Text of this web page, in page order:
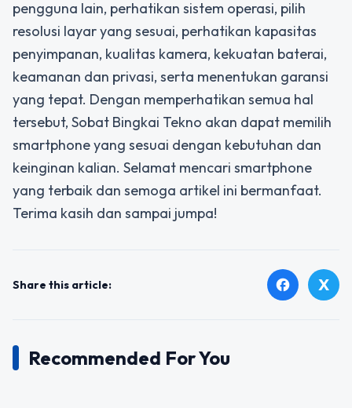
pengguna lain, perhatikan sistem operasi, pilih
resolusi layar yang sesuai, perhatikan kapasitas
penyimpanan, kualitas kamera, kekuatan baterai,
keamanan dan privasi, serta menentukan garansi
yang tepat. Dengan memperhatikan semua hal
tersebut, Sobat Bingkai Tekno akan dapat memilih
smartphone yang sesuai dengan kebutuhan dan
keinginan kalian. Selamat mencari smartphone
yang terbaik dan semoga artikel ini bermanfaat.
Terima kasih dan sampai jumpa!
Share this article: facebook X
Recommended For You